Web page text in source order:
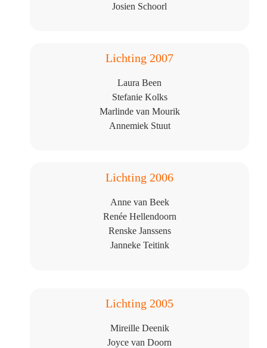
Josien Schoorl
Lichting 2007
Laura Been
Stefanie Kolks
Marlinde van Mourik
Annemiek Stuut
Lichting 2006
Anne van Beek
Renée Hellendoorn
Renske Janssens
Janneke Teitink
Lichting 2005
Mireille Deenik
Joyce van Doorn